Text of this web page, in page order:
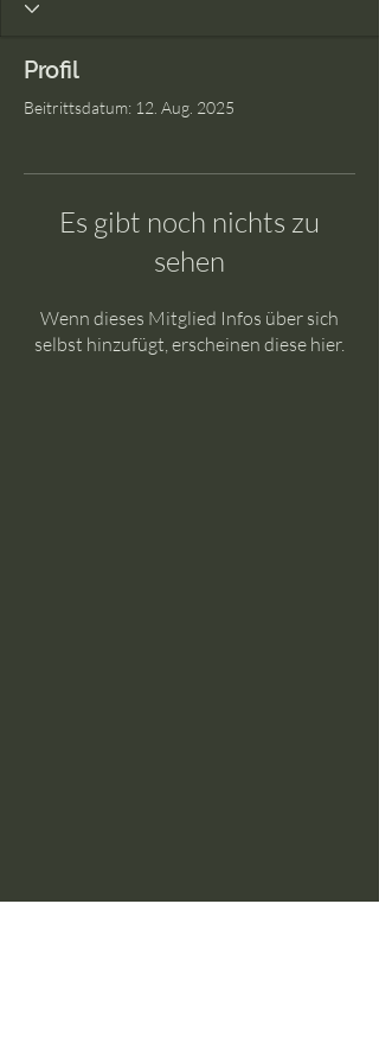
Profil
Beitrittsdatum: 12. Aug. 2025
Es gibt noch nichts zu
sehen
Wenn dieses Mitglied Infos über sich
selbst hinzufügt, erscheinen diese hier.